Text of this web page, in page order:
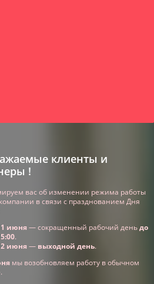
клиенты и
!
вас об изменении режима работы
в связи с празднованием Дня
июня— сокращенный рабочий деньдо
.
июня— выходной день.
мы возобновляем работу в обычном